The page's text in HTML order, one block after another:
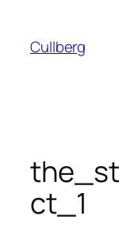
innehåll
Cullberg
ct_1